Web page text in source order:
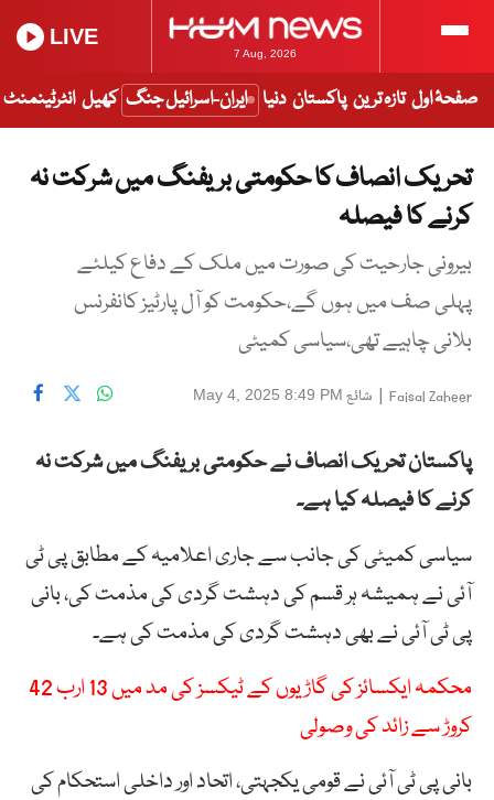
7 Aug, 2026
LIVE
صفحۂ اول تازہ ترین پاکستان دنیا ایران-اسرائیل جنگ کھیل انٹرٹینمنٹ
تحریک انصاف کا حکومتی بریفنگ میں شرکت نہ
کرنے کا فیصلہ
بیرونی جارحیت کی صورت میں ملک کے دفاع کیلئے
پہلی صف میں ہوں گے،حکومت کو آل پارٹیز کانفرنس
بلانی چاہیے تھی،سیاسی کمیٹی
Faisal Zaheer
| شائع May 4, 2025 8:49 PM
پاکستان تحریک انصاف نے حکومتی بریفنگ میں شرکت نہ
کرنے کا فیصلہ کیا ہے۔
سیاسی کمیٹی کی جانب سے جاری اعلامیہ کے مطابق پی ٹی
آئی نے ہمیشہ ہر قسم کی دہشت گردی کی مذمت کی، بانی
پی ٹی آئی نے بھی دہشت گردی کی مذمت کی ہے۔
محکمہ ایکسائز کی گاڑیوں کے ٹیکسز کی مد میں 13 ارب 42
کروڑ سے زائد کی وصولی
بانی پی ٹی آئی نے قومی یکجہتی، اتحاد اور داخلی استحکام کی